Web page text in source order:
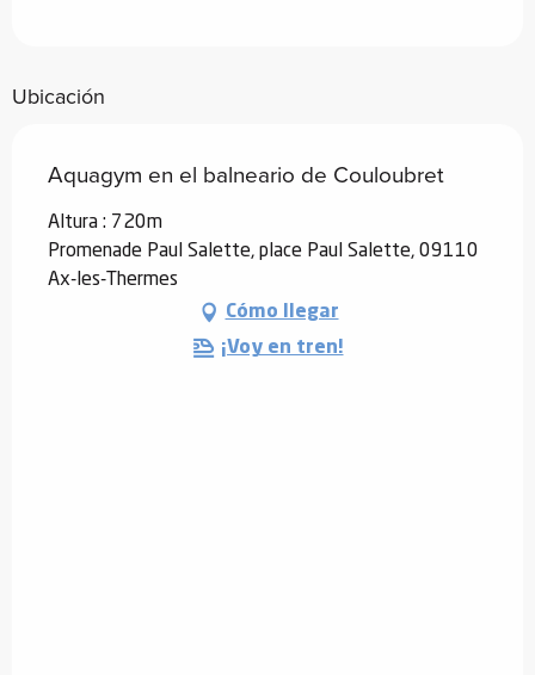
Ubicación
Aquagym en el balneario de Couloubret
Altura : 720m
Promenade Paul Salette, place Paul Salette, 09110
Ax-les-Thermes
Cómo llegar
¡Voy en tren!